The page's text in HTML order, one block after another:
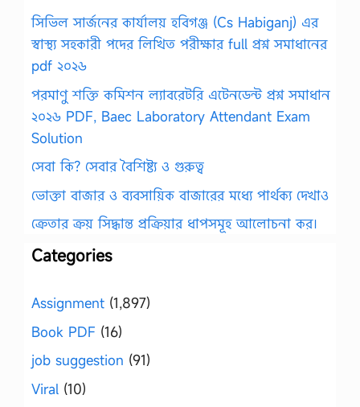
সিভিল সার্জনের কার্যালয় হবিগঞ্জ (Cs Habiganj) এর
স্বাস্থ্য সহকারী পদের লিখিত পরীক্ষার full প্রশ্ন সমাধানের
pdf ২০২৬
পরমাণু শক্তি কমিশন ল্যাবরেটরি এটেনডেন্ট প্রশ্ন সমাধান
২০২৬ PDF, Baec Laboratory Attendant Exam
Solution
সেবা কি? সেবার বৈশিষ্ট্য ও গুরুত্ব
ভোক্তা বাজার ও ব্যবসায়িক বাজারের মধ্যে পার্থক্য দেখাও
ক্রেতার ক্রয় সিদ্ধান্ত প্রক্রিয়ার ধাপসমূহ আলোচনা কর।
Categories
Assignment (1,897)
Book PDF (16)
job suggestion (91)
Viral (10)